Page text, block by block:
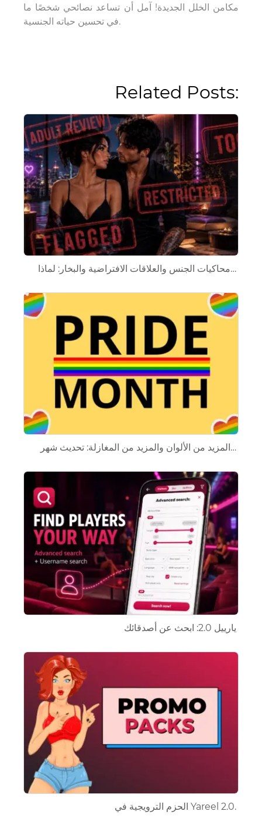
مكامن الخلل الجديدة! آمل أن تساعد نصائحي شخصًا ما
في تحسين حياته الجنسية.
Related Posts:
محاكيات الجنس والعلاقات الافتراضية والبخار: لماذا…
المزيد من الألوان والمزيد من المغازلة: تحديث شهر…
يارييل 2.0: ابحث عن أصدقائك
الحزم الترويجية في Yareel 2.0.